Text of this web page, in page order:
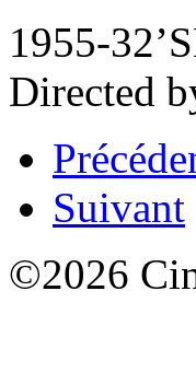
1955-
Directed
Suivant
©2026